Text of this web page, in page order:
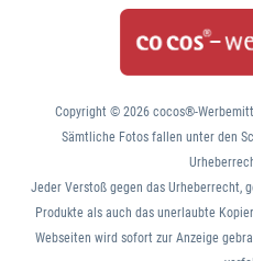
Copyright © 2026 cocos®-
Sämtliche Fotos fallen unter den
Jeder Verstoß gegen das Urheberrecht,
Produkte als auch das unerlaubte
Webseiten wird sofort zur Anzeige